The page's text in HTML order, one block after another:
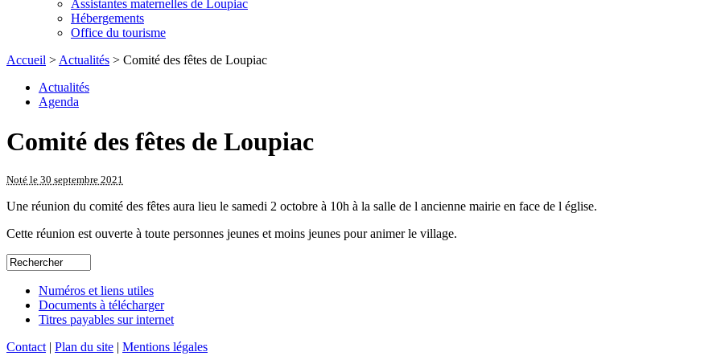
Assistantes maternelles de Loupiac
Hébergements
Office du tourisme
Accueil > Actualités > Comité des fêtes de Loupiac
Actualités
Agenda
Comité des fêtes de Loupiac
Noté le 30 septembre 2021
Une réunion du comité des fêtes aura lieu le samedi 2 octobre à 10h à la salle de l ancienne mairie en face de l église.
Cette réunion est ouverte à toute personnes jeunes et moins jeunes pour animer le village.
Numéros et liens utiles
Documents à télécharger
Titres payables sur internet
Contact | Plan du site | Mentions légales